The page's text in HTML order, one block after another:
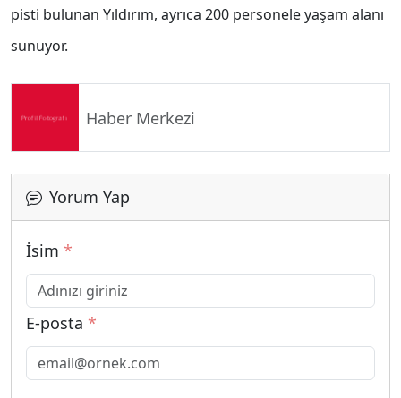
pisti bulunan Yıldırım, ayrıca 200 personele yaşam alanı
sunuyor.
Haber Merkezi
Yorum Yap
İsim *
E-posta *